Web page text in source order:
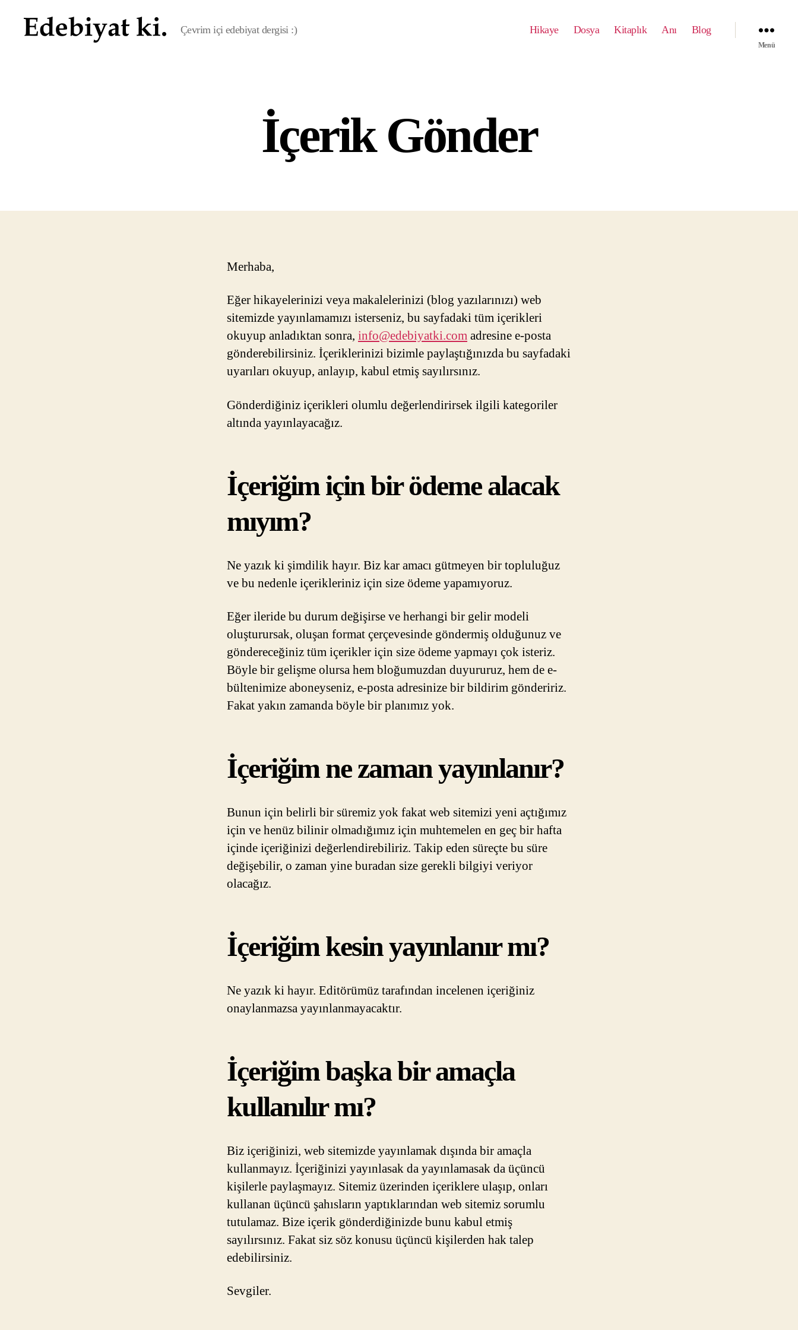
Çevrim içi edebiyat dergisi :) Hikaye Dosya Kitaplık Anı Blog
Menü
İçerik Gönder
Merhaba,
Eğer hikayelerinizi veya makalelerinizi (blog yazılarınızı) web
sitemizde yayınlamamızı isterseniz, bu sayfadaki tüm içerikleri
okuyup anladıktan sonra, info@edebiyatki.comadresine e-posta
gönderebilirsiniz. İçeriklerinizi bizimle paylaştığınızda bu sayfadaki
uyarıları okuyup, anlayıp, kabul etmiş sayılırsınız.
Gönderdiğiniz içerikleri olumlu değerlendirirsek ilgili kategoriler
altında yayınlayacağız.
İçeriğim için bir ödeme alacak
mıyım?
Ne yazık ki şimdilik hayır. Biz kar amacı gütmeyen bir topluluğuz
ve bu nedenle içerikleriniz için size ödeme yapamıyoruz.
Eğer ileride bu durum değişirse ve herhangi bir gelir modeli
oluşturursak, oluşan format çerçevesinde göndermiş olduğunuz ve
göndereceğiniz tüm içerikler için size ödeme yapmayı çok isteriz.
Böyle bir gelişme olursa hem bloğumuzdan duyururuz, hem de e-
bültenimize aboneyseniz, e-posta adresinize bir bildirim göndeririz.
Fakat yakın zamanda böyle bir planımız yok.
İçeriğim ne zaman yayınlanır?
Bunun için belirli bir süremiz yok fakat web sitemizi yeni açtığımız
için ve henüz bilinir olmadığımız için muhtemelen en geç bir hafta
içinde içeriğinizi değerlendirebiliriz. Takip eden süreçte bu süre
değişebilir, o zaman yine buradan size gerekli bilgiyi veriyor
olacağız.
İçeriğim kesin yayınlanır mı?
Ne yazık ki hayır. Editörümüz tarafından incelenen içeriğiniz
onaylanmazsa yayınlanmayacaktır.
İçeriğim başka bir amaçla
kullanılır mı?
Biz içeriğinizi, web sitemizde yayınlamak dışında bir amaçla
kullanmayız. İçeriğinizi yayınlasak da yayınlamasak da üçüncü
kişilerle paylaşmayız. Sitemiz üzerinden içeriklere ulaşıp, onları
kullanan üçüncü şahısların yaptıklarından web sitemiz sorumlu
tutulamaz. Bize içerik gönderdiğinizde bunu kabul etmiş
sayılırsınız. Fakat siz söz konusu üçüncü kişilerden hak talep
edebilirsiniz.
Sevgiler.